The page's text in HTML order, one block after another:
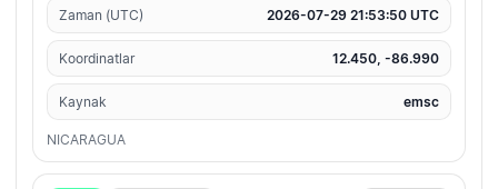
Zaman (UTC) 2026-07-29 21:53:50 UTC
Koordinatlar 12.450, -86.990
Kaynak emsc
NICARAGUA